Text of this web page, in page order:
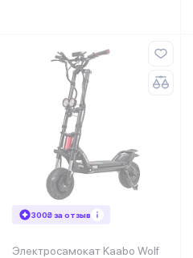
300₴ за отзыв
Электросамокат Kaabo Wolf